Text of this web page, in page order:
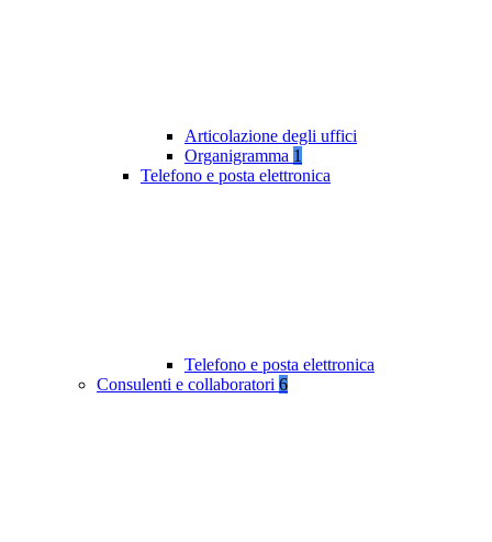
Articolazione degli uffici
Organigramma 1
Telefono e posta elettronica
Telefono e posta elettronica
Consulenti e collaboratori 6